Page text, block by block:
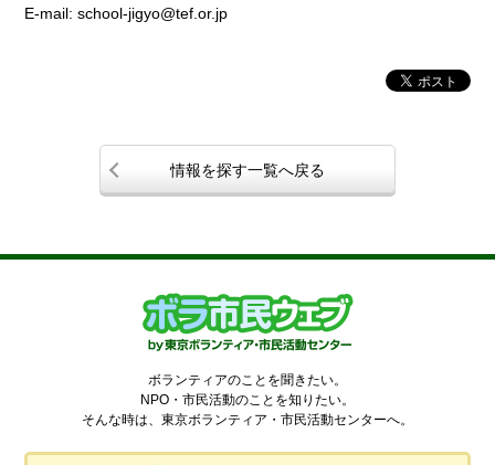
E-mail: school-jigyo@tef.or.jp
情報を探す一覧へ戻る
ボランティアのことを聞きたい。
NPO・市民活動のことを知りたい。
そんな時は、東京ボランティア・市民活動センターへ。